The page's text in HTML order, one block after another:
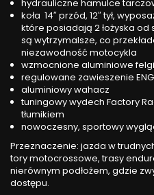
hydrauliczne hamulce
koła 14″ przód, 12″ tył,
które posiadają 2 łożyska od
są wytrzymalsze, co
niezawodność motocykla
wzmocnione aluminiowe felgi
regulowane zawieszenie
aluminiowy wahacz
tuningowy wydech Factory
tłumikiem
nowoczesny, sportowy
Przeznaczenie: jazda w
tory motocrossowe, trasy
nierównym podłożem, gdzie
dostępu.